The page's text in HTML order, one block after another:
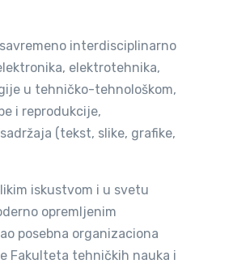
interdisciplinarno
elektrotehnika,
u tehničko-tehnološkom,
i reprodukcije,
(tekst, slike, grafike,
iskustvom i u svetu
opremljenim
posebna organizaciona
Fakulteta tehničkih nauka i